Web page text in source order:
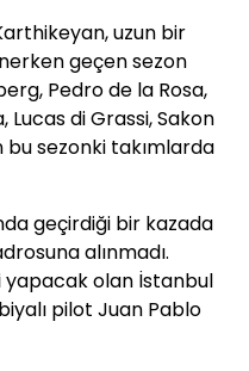
uzun bir
geçen sezon
Pedro de la Rosa,
Lucas di Grassi, Sakon
sezonki takımlarda
geçirdiği bir kazada
alınmadı.
yapacak olan İstanbul
pilot Juan Pablo